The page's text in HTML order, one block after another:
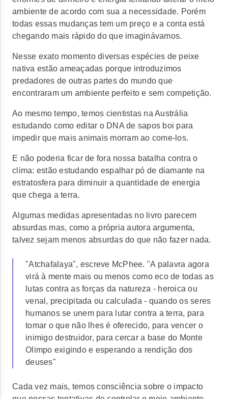
ambiente de acordo com sua a necessidade. Porém
todas essas mudanças tem um preço e a conta está
chegando mais rápido do que imaginávamos.
Nesse exato momento diversas espécies de peixe
nativa estão ameaçadas porque introduzimos
predadores de outras partes do mundo que
encontraram um ambiente perfeito e sem competição.
Ao mesmo tempo, temos cientistas na Austrália
estudando como editar o DNA de sapos boi para
impedir que mais animais morram ao come-los.
E não poderia ficar de fora nossa batalha contra o
clima: estão estudando espalhar pó de diamante na
estratosfera para diminuir a quantidade de energia
que chega a terra.
Algumas medidas apresentadas no livro parecem
absurdas mas, como a própria autora argumenta,
talvez sejam menos absurdas do que não fazer nada.
"Atchafalaya", escreve McPhee. "A palavra agora
virá à mente mais ou menos como eco de todas as
lutas contra as forças da natureza - heroica ou
venal, precipitada ou calculada - quando os seres
humanos se unem para lutar contra a terra, para
tomar o que não lhes é oferecido, para vencer o
inimigo destruidor, para cercar a base do Monte
Olimpo exigindo e esperando a rendição dos
deuses"
Cada vez mais, temos consciência sobre o impacto